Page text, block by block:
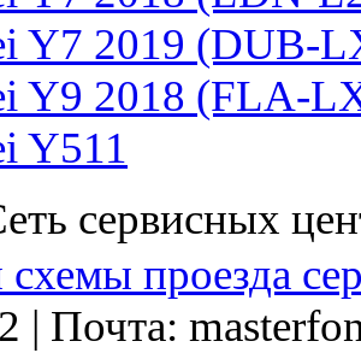
Y7 2019 (DUB-
Y9 2018 (FLA-
Y511
сервисных
проезда
| Почта: